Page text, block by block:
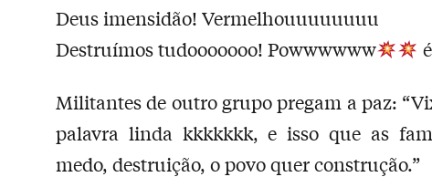
Deus imensidão! Vermelhouuuuuuuu
Destruímos tudooooooo! Powwwwww
Militantes de outro grupo pregam a paz:
palavra linda kkkkkkk, e isso que as
medo, destruição, o povo quer construção.”